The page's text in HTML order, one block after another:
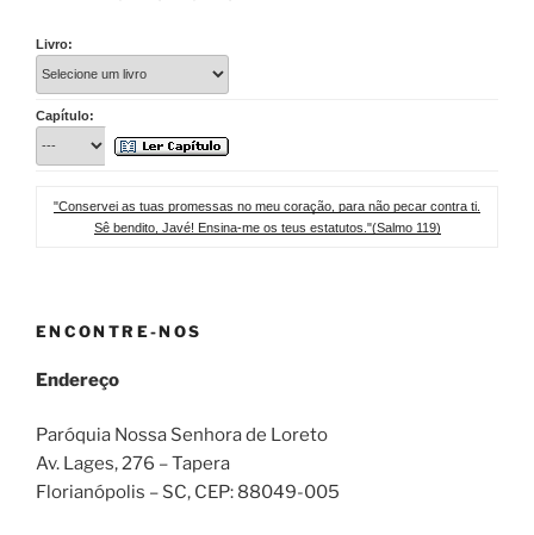
Livro:
Capítulo:
"Conservei as tuas promessas no meu coração, para não pecar contra ti.
Sê bendito, Javé! Ensina-me os teus estatutos."(Salmo 119)
ENCONTRE-NOS
Endereço
Paróquia Nossa Senhora de Loreto
Av. Lages, 276 – Tapera
Florianópolis – SC, CEP: 88049-005